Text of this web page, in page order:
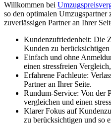
Willkommen bei
so den optimalen Umzugspartner
zuverlässigen Partner an Ihrer
Kundenzufriedenheit: Die
Kunden zu
Einfach und ohne
einen stressfreien
Erfahrene Fachleute:
Partner an Ihrer Seite.
Rundum-Service: Von der
vergleichen und einen
Klarer Fokus auf
zu berücksichtigen und so